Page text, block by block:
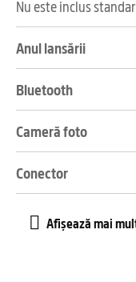
Nu este inclus
Anul lansării
Bluetooth
Cameră foto
Conector